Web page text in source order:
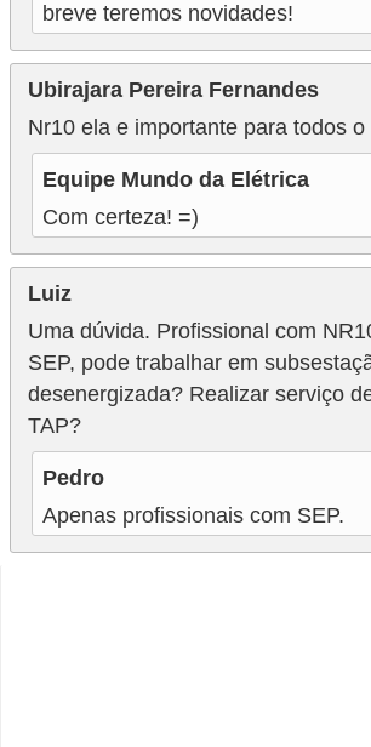
breve teremos novidades!
Ubirajara Pereira Fernandes
Nr10 ela e importante para todos o
Equipe Mundo da Elétrica
Com certeza! =)
Luiz
Uma dúvida. Profissional com
SEP, pode trabalhar em
desenergizada? Realizar serviço
TAP?
Pedro
Apenas profissionais com SEP.